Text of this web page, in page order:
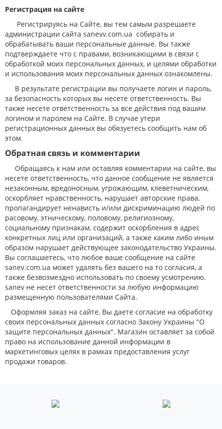
Регистрация на сайте
Регистрируясь на Сайте, вы тем самым разрешаете
администрации сайта sanevv.com.ua собирать и
обрабатывать ваши персональные данные. Вы также
подтверждаете что с правами, возникающими в связи с
обработкой моих персональных данных, и целями обработки
и использования моих персональных данных ознакомлены.
В результате регистрации вы получаете логин и пароль,
за безопасность которых вы несете ответственность. Вы
также несете ответственность за все действия под вашим
логином и паролем на Сайте. В случае утери
регистрационных данных вы обязуетесь сообщить нам об
этом.
Обратная связь и комментарии
Обращаясь к нам или оставляя комментарии на сайте, вы
несете ответственность, что данное сообщение не является
незаконным, вредоносным, угрожающим, клеветническим,
оскорбляет нравственность, нарушает авторские права,
пропагандирует ненависть и/или дискриминацию людей по
расовому, этническому, половому, религиозному,
социальному признакам, содержит оскорбления в адрес
конкретных лиц или организаций, а также каким либо иным
образом нарушает действующее законодательство Украины.
Вы соглашаетесь, что любое ваше сообщение на сайте
sanev.com.ua может удалять без вашего на то согласия, а
также безвозмездно использовать по своему усмотрению.
sanev не несет ответственности за любую информацию
размещенную пользователями Сайта.
Оформляя заказ на сайте, Вы даете согласие на обработку
своих персональных данных согласно Закону Украины "О
защите персональных данных". Магазин оставляет за собой
право на использование данной информации в
маркетинговых целях в рамках предоставления услуг
продажи товаров.